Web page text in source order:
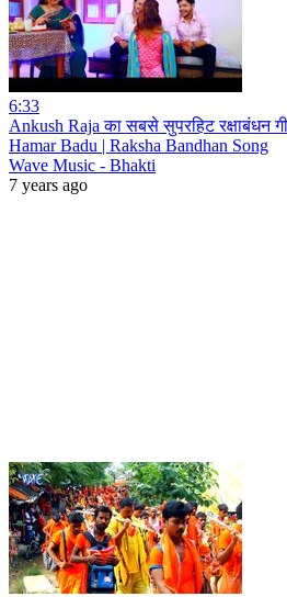
6:33
Ankush Raja का सबसे सुपरहिट रक्षाबंधन
Hamar Badu | Raksha Bandhan Song
Wave Music - Bhakti
7 years ago